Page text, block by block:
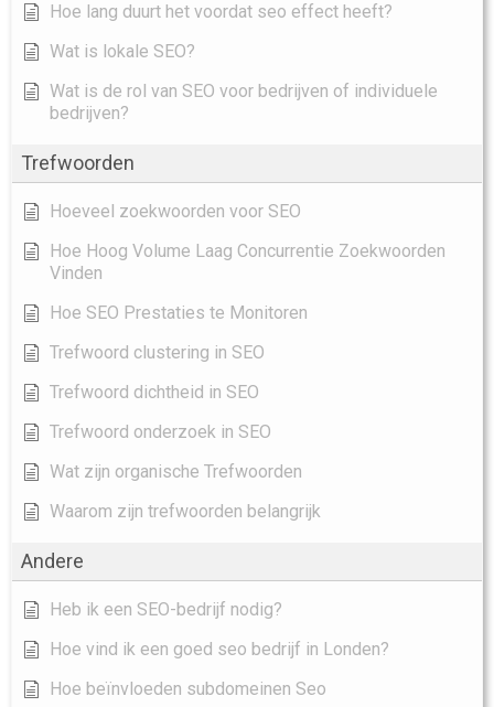
Hoe lang duurt het voordat seo effect heeft?
Wat is lokale SEO?
Wat is de rol van SEO voor bedrijven of individuele
bedrijven?
Trefwoorden
Hoeveel zoekwoorden voor SEO
Hoe Hoog Volume Laag Concurrentie Zoekwoorden
Vinden
Hoe SEO Prestaties te Monitoren
Trefwoord clustering in SEO
Trefwoord dichtheid in SEO
Trefwoord onderzoek in SEO
Wat zijn organische Trefwoorden
Waarom zijn trefwoorden belangrijk
Andere
Heb ik een SEO-bedrijf nodig?
Hoe vind ik een goed seo bedrijf in Londen?
Hoe beïnvloeden subdomeinen Seo